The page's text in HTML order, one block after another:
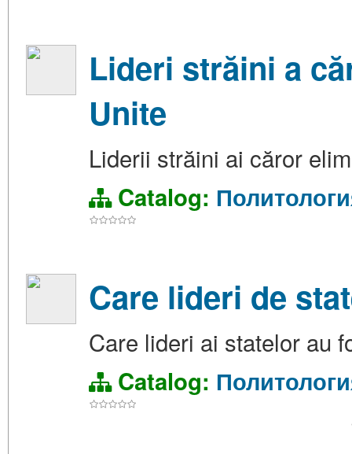
Lideri străini a
Unite
Liderii străini ai căror
Catalog:
Care lideri de
Care lideri ai statelor au
Catalog: